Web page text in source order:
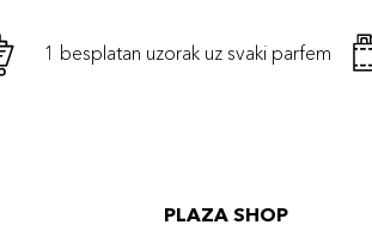
1 besplatan uzorak uz svaki parfem
PLAZA SHOP